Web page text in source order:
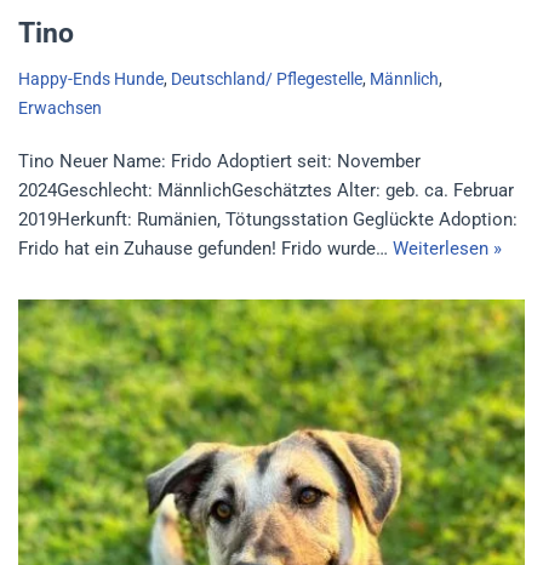
Tino
Happy-Ends Hunde, Deutschland/ Pflegestelle, Männlich,
Erwachsen
Tino Neuer Name: Frido Adoptiert seit: November
2024Geschlecht: MännlichGeschätztes Alter: geb. ca. Februar
2019Herkunft: Rumänien, Tötungsstation Geglückte Adoption:
Frido hat ein Zuhause gefunden! Frido wurde… Weiterlesen »